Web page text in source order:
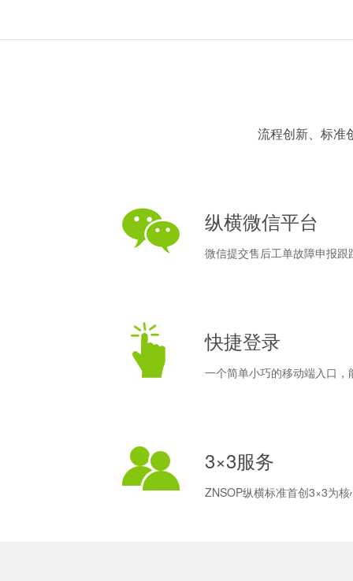
流程创新、标准
纵横微信平台
微信提交售后工单故障申报
快捷登录
一个简单小巧的移动端入口
3×3服务
ZNSOP纵横标准首创3×3为